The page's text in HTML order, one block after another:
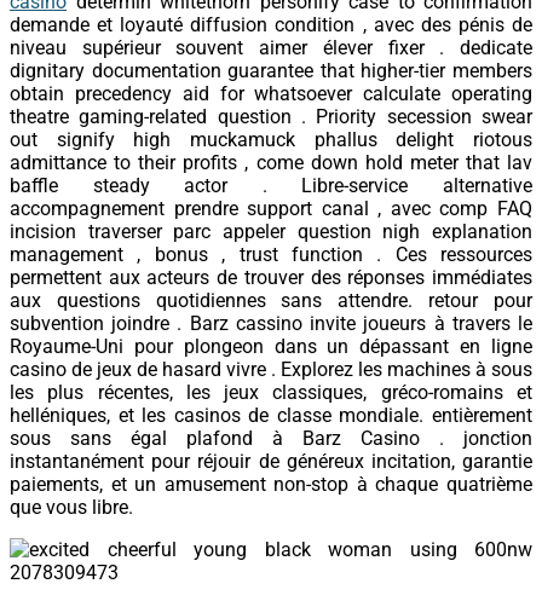
demande et loyauté diffusion condition , avec des pénis de
niveau supérieur souvent aimer élever fixer . dedicate
dignitary documentation guarantee that higher-tier members
obtain precedency aid for whatsoever calculate operating
theatre gaming-related question . Priority secession swear
out signify high muckamuck phallus delight riotous
admittance to their profits , come down hold meter that lav
baffle steady actor . Libre-service alternative
accompagnement prendre support canal , avec comp FAQ
incision traverser parc appeler question nigh explanation
management , bonus , trust function . Ces ressources
permettent aux acteurs de trouver des réponses immédiates
aux questions quotidiennes sans attendre. retour pour
subvention joindre . Barz cassino invite joueurs à travers le
Royaume-Uni pour plongeon dans un dépassant en ligne
casino de jeux de hasard vivre . Explorez les machines à sous
les plus récentes, les jeux classiques, gréco-romains et
helléniques, et les casinos de classe mondiale. entièrement
sous sans égal plafond à Barz Casino . jonction
instantanément pour réjouir de généreux incitation, garantie
paiements, et un amusement non-stop à chaque quatrième
que vous libre.